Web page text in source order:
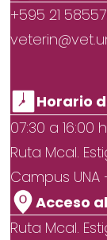
+595 21
Horario
07:30 a 16:00 h
Ruta Mcal.
Campus UNA
Acceso
Ruta Mcal.